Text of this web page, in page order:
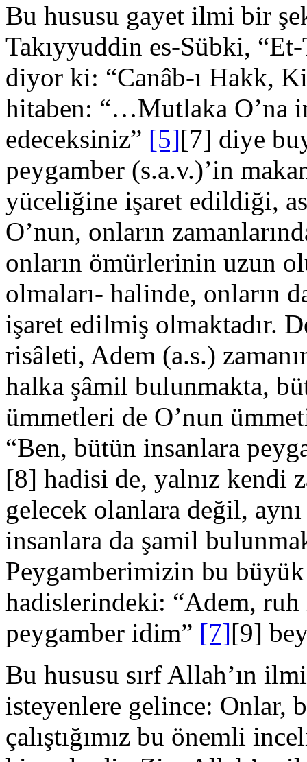
Bu hususu gayet ilmi bir
Takıyyuddin es-Sübki,
diyor ki: “Canâb-ı Hakk,
hitaben: “…Mutlaka O’na
edeceksiniz” [5][7] diye
peygamber (s.a.v.)’in
yüceliğine işaret edildiği,
O’nun, onların
onların ömürlerinin uzun
olmaları- halinde, onların
işaret edilmiş olmaktadır.
risâleti, Adem (a.s.)
halka şâmil bulunmakta,
ümmetleri de O’nun
“Ben, bütün insanlara
[8] hadisi de, yalnız kendi
gelecek olanlara değil,
insanlara da şamil
Peygamberimizin bu
hadislerindeki: “Adem, ruh
peygamber idim” [7][9]
Bu hususu sırf Allah’ın
isteyenlere gelince: Onlar,
çalıştığımız bu önemli